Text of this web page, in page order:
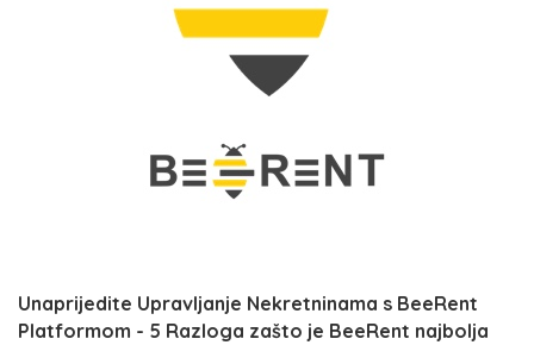
Unaprijedite Upravljanje Nekretninama s BeeRent
Platformom - 5 Razloga zašto je BeeRent najbolja